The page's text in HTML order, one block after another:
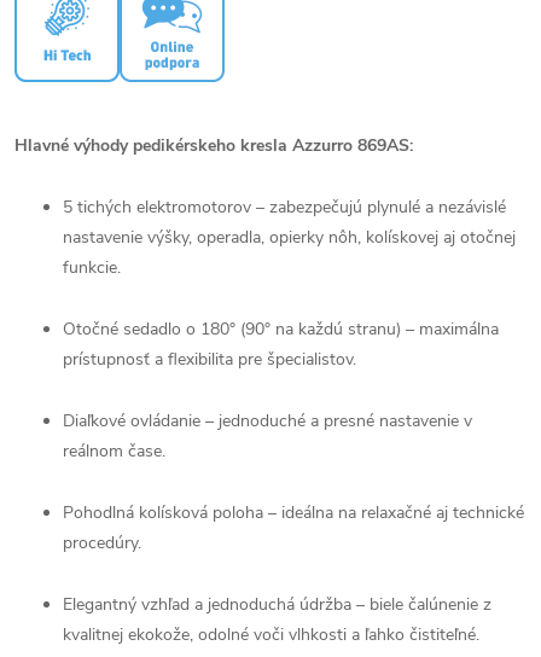
Hlavné výhody pedikérskeho kresla Azzurro 869AS:
5 tichých elektromotorov – zabezpečujú plynulé a nezávislé
nastavenie výšky, operadla, opierky nôh, kolískovej aj otočnej
funkcie.
Otočné sedadlo o 180° (90° na každú stranu) – maximálna
prístupnosť a flexibilita pre špecialistov.
Diaľkové ovládanie – jednoduché a presné nastavenie v
reálnom čase.
Pohodlná kolísková poloha – ideálna na relaxačné aj technické
procedúry.
Elegantný vzhľad a jednoduchá údržba – biele čalúnenie z
kvalitnej ekokože, odolné voči vlhkosti a ľahko čistiteľné.